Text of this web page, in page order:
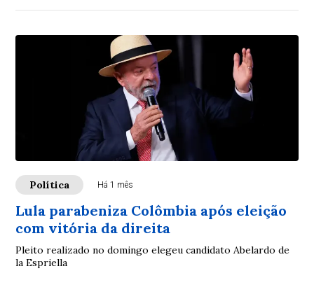
Política Há 1 mês
Lula parabeniza Colômbia após eleição
com vitória da direita
Pleito realizado no domingo elegeu candidato Abelardo de
la Espriella